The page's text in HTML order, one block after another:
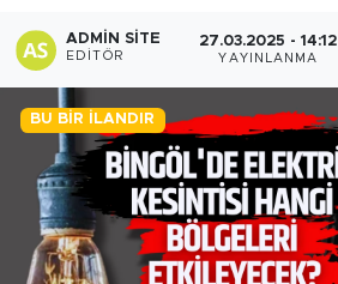
ADMIN SITE
EDITÖR
27.03.2025 - 14:12
YAYINLANMA
BU BIR İLANDIR
MD Prestij Dergisi
Siyaset
Spor
Yaşam
Sağlık
Haber Arşivi